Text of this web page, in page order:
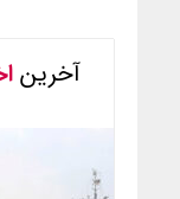
آخرین